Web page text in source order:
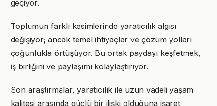
geçiyor.
Toplumun farklı kesimlerinde yaratıcılık algısı
değişiyor; ancak temel ihtiyaçlar ve çözüm yolları
çoğunlukla örtüşüyor. Bu ortak paydayı keşfetmek,
iş birliğini ve paylaşımı kolaylaştırıyor.
Son araştırmalar, yaratıcılık ile uzun vadeli yaşam
kalitesi arasında güçlü bir ilişki olduğuna işaret